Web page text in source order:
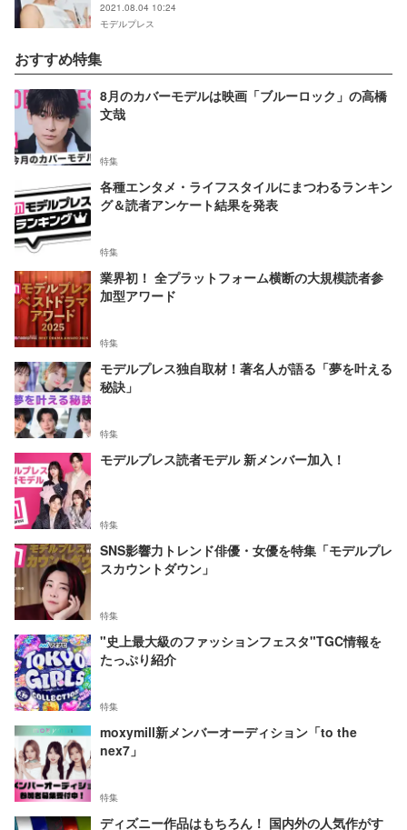
2021.08.04 10:24
モデルプレス
おすすめ特集
8月のカバーモデルは映画「ブルーロック」の高橋
文哉
特集
各種エンタメ・ライフスタイルにまつわるランキン
グ＆読者アンケート結果を発表
特集
業界初！ 全プラットフォーム横断の大規模読者参
加型アワード
特集
モデルプレス独自取材！著名人が語る「夢を叶える
秘訣」
特集
モデルプレス読者モデル 新メンバー加入！
特集
SNS影響力トレンド俳優・女優を特集「モデルプレ
スカウントダウン」
特集
"史上最大級のファッションフェスタ"TGC情報を
たっぷり紹介
特集
moxymill新メンバーオーディション「to the
nex7」
特集
ディズニー作品はもちろん！ 国内外の人気作がす